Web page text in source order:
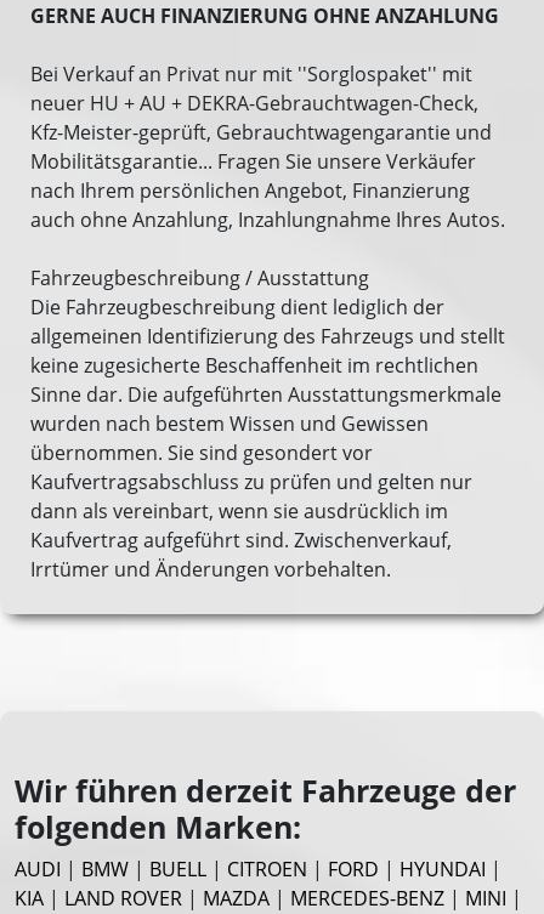
GERNE AUCH FINANZIERUNG OHNE ANZAHLUNG
Bei Verkauf an Privat nur mit ''Sorglospaket'' mit
neuer HU + AU + DEKRA-Gebrauchtwagen-Check,
Kfz-Meister-geprüft, Gebrauchtwagengarantie und
Mobilitätsgarantie... Fragen Sie unsere Verkäufer
nach Ihrem persönlichen Angebot, Finanzierung
auch ohne Anzahlung, Inzahlungnahme Ihres Autos.
Fahrzeugbeschreibung / Ausstattung
Die Fahrzeugbeschreibung dient lediglich der
allgemeinen Identifizierung des Fahrzeugs und stellt
keine zugesicherte Beschaffenheit im rechtlichen
Sinne dar. Die aufgeführten Ausstattungsmerkmale
wurden nach bestem Wissen und Gewissen
übernommen. Sie sind gesondert vor
Kaufvertragsabschluss zu prüfen und gelten nur
dann als vereinbart, wenn sie ausdrücklich im
Kaufvertrag aufgeführt sind. Zwischenverkauf,
Irrtümer und Änderungen vorbehalten.
Wir führen derzeit Fahrzeuge der
folgenden Marken:
AUDI | BMW | BUELL | CITROEN | FORD | HYUNDAI |
KIA | LAND ROVER | MAZDA | MERCEDES-BENZ | MINI |